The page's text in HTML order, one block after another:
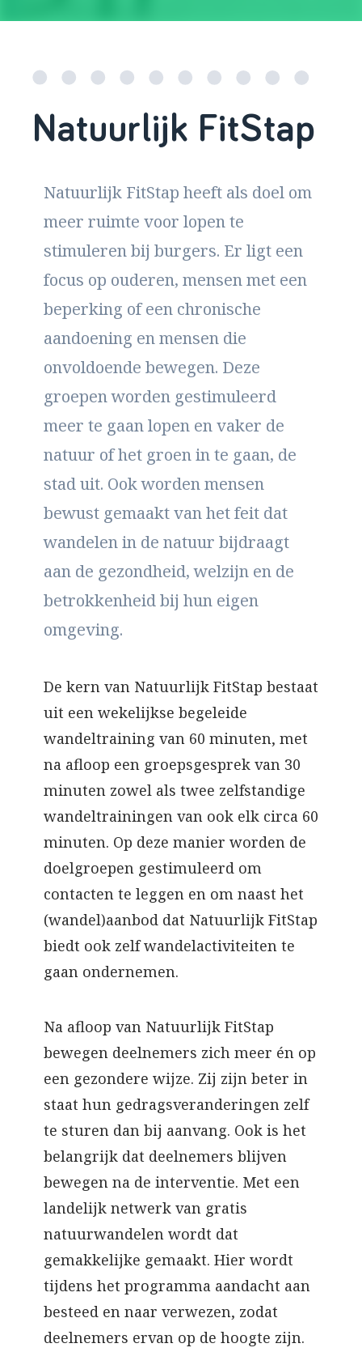
Natuurlijk FitStap
Natuurlijk FitStap heeft als doel om
meer ruimte voor lopen te
stimuleren bij burgers. Er ligt een
focus op ouderen, mensen met een
beperking of een chronische
aandoening en mensen die
onvoldoende bewegen. Deze
groepen worden gestimuleerd
meer te gaan lopen en vaker de
natuur of het groen in te gaan, de
stad uit. Ook worden mensen
bewust gemaakt van het feit dat
wandelen in de natuur bijdraagt
aan de gezondheid, welzijn en de
betrokkenheid bij hun eigen
omgeving.
De kern van Natuurlijk FitStap bestaat
uit een wekelijkse begeleide
wandeltraining van 60 minuten, met
na afloop een groepsgesprek van 30
minuten zowel als twee zelfstandige
wandeltrainingen van ook elk circa 60
minuten. Op deze manier worden de
doelgroepen gestimuleerd om
contacten te leggen en om naast het
(wandel)aanbod dat Natuurlijk FitStap
biedt ook zelf wandelactiviteiten te
gaan ondernemen.
Na afloop van Natuurlijk FitStap
bewegen deelnemers zich meer én op
een gezondere wijze. Zij zijn beter in
staat hun gedragsveranderingen zelf
te sturen dan bij aanvang. Ook is het
belangrijk dat deelnemers blijven
bewegen na de interventie. Met een
landelijk netwerk van gratis
natuurwandelen wordt dat
gemakkelijke gemaakt. Hier wordt
tijdens het programma aandacht aan
besteed en naar verwezen, zodat
deelnemers ervan op de hoogte zijn.